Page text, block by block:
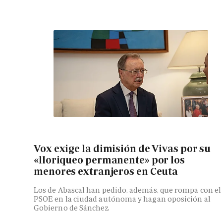
Vox exige la dimisión de Vivas por su
«lloriqueo permanente» por los
menores extranjeros en Ceuta
Los de Abascal han pedido, además, que rompa con el
PSOE en la ciudad autónoma y hagan oposición al
Gobierno de Sánchez